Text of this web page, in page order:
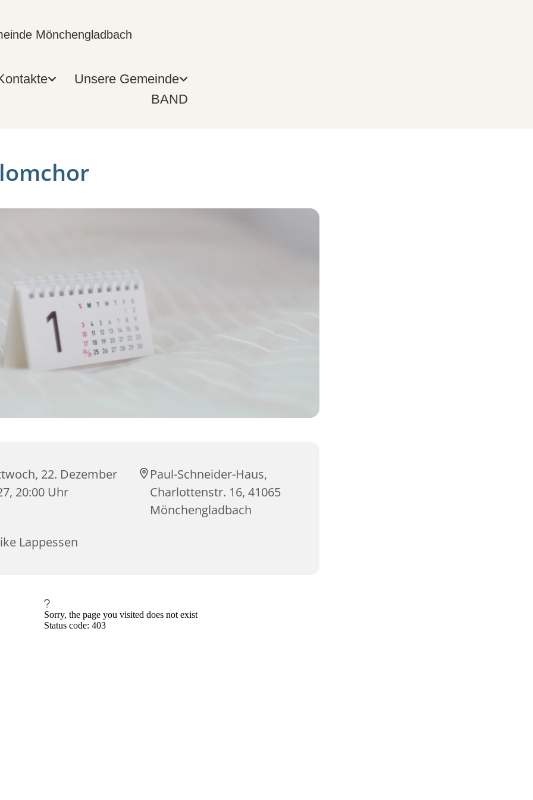
Mönchengladbach
Unsere Gemeinde
BAND
22. Dezember
20:00 Uhr
Paul-Schneider-Haus,
Charlottenstr. 16, 41065
Mönchengladbach
Lappessen